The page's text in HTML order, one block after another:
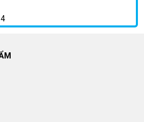
Phan Trọng Tuệ, Huỳnh Cung, Thanh
0335.120.296